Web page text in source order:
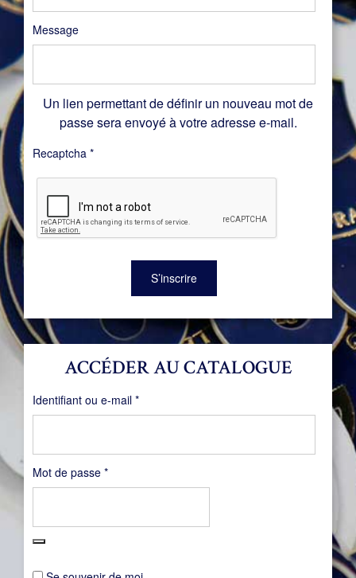
ACCÉDER AU CATALOGUE
Identifiant ou e-mail *Obligatoire
Mot de passe *Obligatoire
Message
Un lien permettant de définir un nouveau mot de
passe sera envoyé à votre adresse e-mail.
Recaptcha *
S’inscrire